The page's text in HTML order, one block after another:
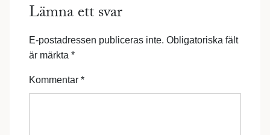
Lämna ett svar
E-postadressen publiceras inte. Obligatoriska fält
är märkta *
Kommentar *